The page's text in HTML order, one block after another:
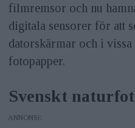
filmremsor och nu
digitala sensorer för att
datorskärmar och i
fotopapper.
Svenskt
ANNONS